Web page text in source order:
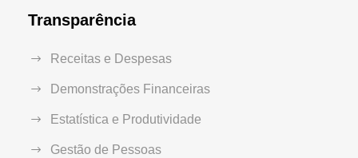
Transparência
Receitas e Despesas
Demonstrações Financeiras
Estatística e Produtividade
Gestão de Pessoas